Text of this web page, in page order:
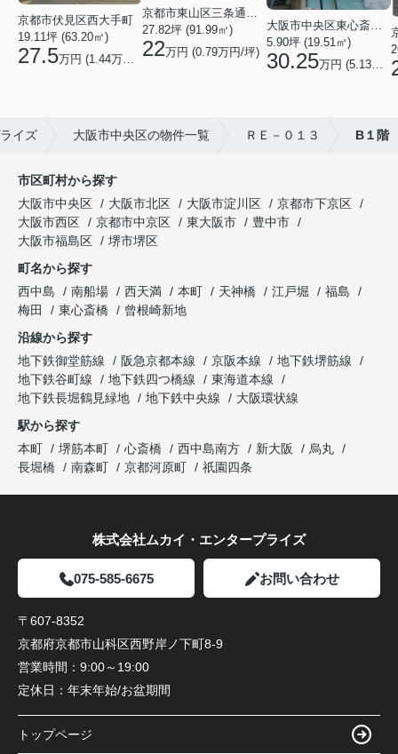
京都市伏見区西大手町
19.11坪 (63.20㎡)
27.5万円 (1.44万円/坪)
京都市東山区三条通北裏白川筋西入２丁目東姉小路町
27.82坪 (91.99㎡)
22万円 (0.79万円/坪)
5.90坪 (19.51㎡)
30.25万円 (5.13万円/坪)
イズ 大阪市中央区の物件一覧 ＲＥ－０１３ B１階
市区町村から探す
大阪市中央区
大阪市北区 大阪市淀川区
京都市下京区
大阪市西区
京都市中京区 東大阪市
豊中市
大阪市福島区
堺市堺区
町名から探す
西中島
南船場 西天満 本町 天神橋 江戸堀
福島
梅田
東心斎橋
曾根崎新地
沿線から探す
地下鉄御堂筋線
阪急京都本線 京阪本線
地下鉄堺筋線
地下鉄谷町線
地下鉄四つ橋線
東海道本線
地下鉄長堀鶴見緑地
地下鉄中央線
大阪環状線
駅から探す
本町
堺筋本町 心斎橋 西中島南方 新大阪
烏丸
長堀橋
南森町 京都河原町 祇園四条
株式会社ムカイ・エンタープライズ
075-585-6675 お問い合わせ
〒607-8352
京都府京都市山科区西野岸ノ下町8-9
営業時間： 9:00～19:00
定休日： 年末年始/お盆期間
トップページ